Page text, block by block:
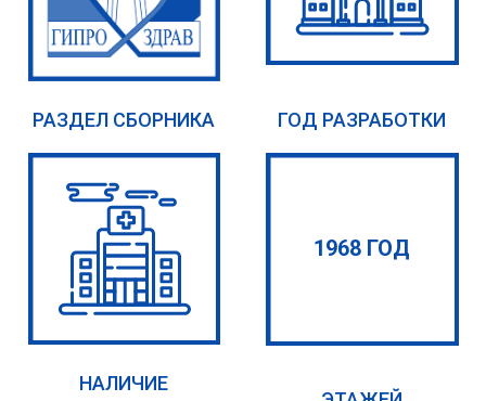
РАЗДЕЛ СБОРНИКА ГОД РАЗРАБОТКИ
1968 ГОД
НАЛИЧИЕ